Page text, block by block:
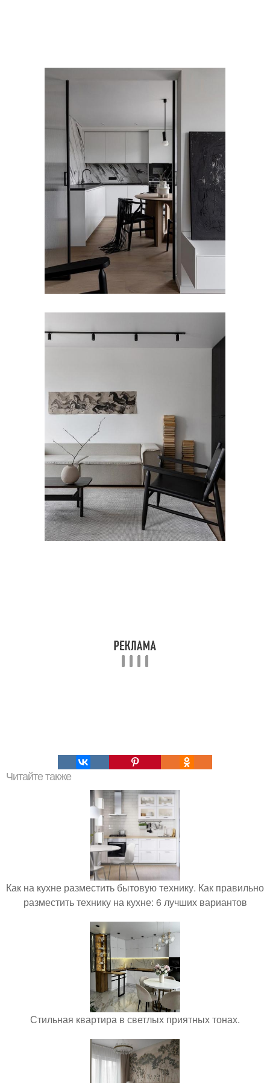
Читайте также
Как на кухне разместить бытовую технику. Как правильно
разместить технику на кухне: 6 лучших вариантов
Стильная квартира в светлых приятных тонах.